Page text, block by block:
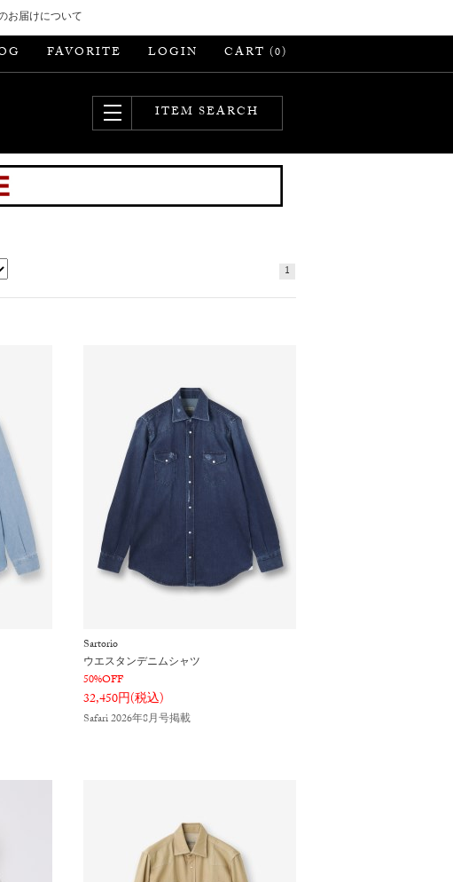
お届けについて
FAVORITE LOGIN CART (0)
ITEM SEARCH
1
Sartorio
ウエスタンデニムシャツ
50%OFF
32,450円(税込)
Safari 2026年8月号掲載